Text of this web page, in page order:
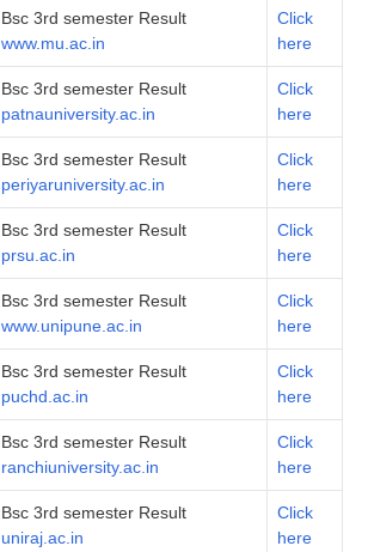
Bsc 3rd semester Result
www.mu.ac.in
Click
here
Bsc 3rd semester Result
patnauniversity.ac.in
Click
here
Bsc 3rd semester Result
periyaruniversity.ac.in
Click
here
Bsc 3rd semester Result
prsu.ac.in
Click
here
Bsc 3rd semester Result
www.unipune.ac.in
Click
here
Bsc 3rd semester Result
puchd.ac.in
Click
here
Bsc 3rd semester Result
ranchiuniversity.ac.in
Click
here
Bsc 3rd semester Result
uniraj.ac.in
Click
here